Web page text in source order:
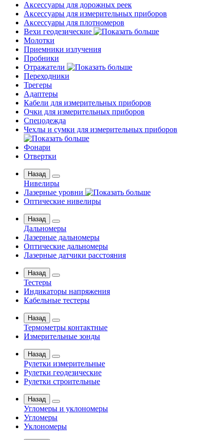
Аксессуары для дорожных реек
Аксессуары для измерительных приборов
Аксессуары для плотномеров
Вехи геодезические
Молотки
Приемники излучения
Пробники
Отражатели
Переходники
Трегеры
Адаптеры
Кабели для измерительных приборов
Очки для измерительных приборов
Спецодежда
Чехлы и сумки для измерительных приборов
Фонари
Отвертки
Назад
Нивелиры
Лазерные уровни
Оптические нивелиры
Назад
Дальномеры
Лазерные дальномеры
Оптические дальномеры
Лазерные датчики расстояния
Назад
Тестеры
Индикаторы напряжения
Кабельные тестеры
Назад
Термометры контактные
Измерительные зонды
Назад
Рулетки измерительные
Рулетки геодезические
Рулетки строительные
Назад
Угломеры и уклономеры
Угломеры
Уклономеры